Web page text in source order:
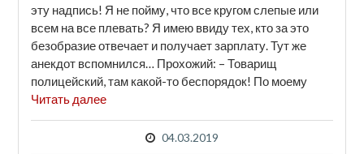
эту надпись! Я не пойму, что все кругом слепые или
всем на все плевать? Я имею ввиду тех, кто за это
безобразие отвечает и получает зарплату. Тут же
анекдот вспомнился… Прохожий: – Товарищ
полицейский, там какой-то беспорядок! По моему
Читать далее
04.03.2019